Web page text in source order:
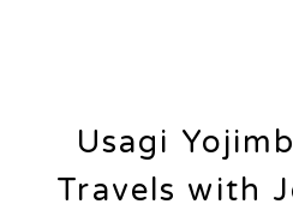
Usagi
Travels with